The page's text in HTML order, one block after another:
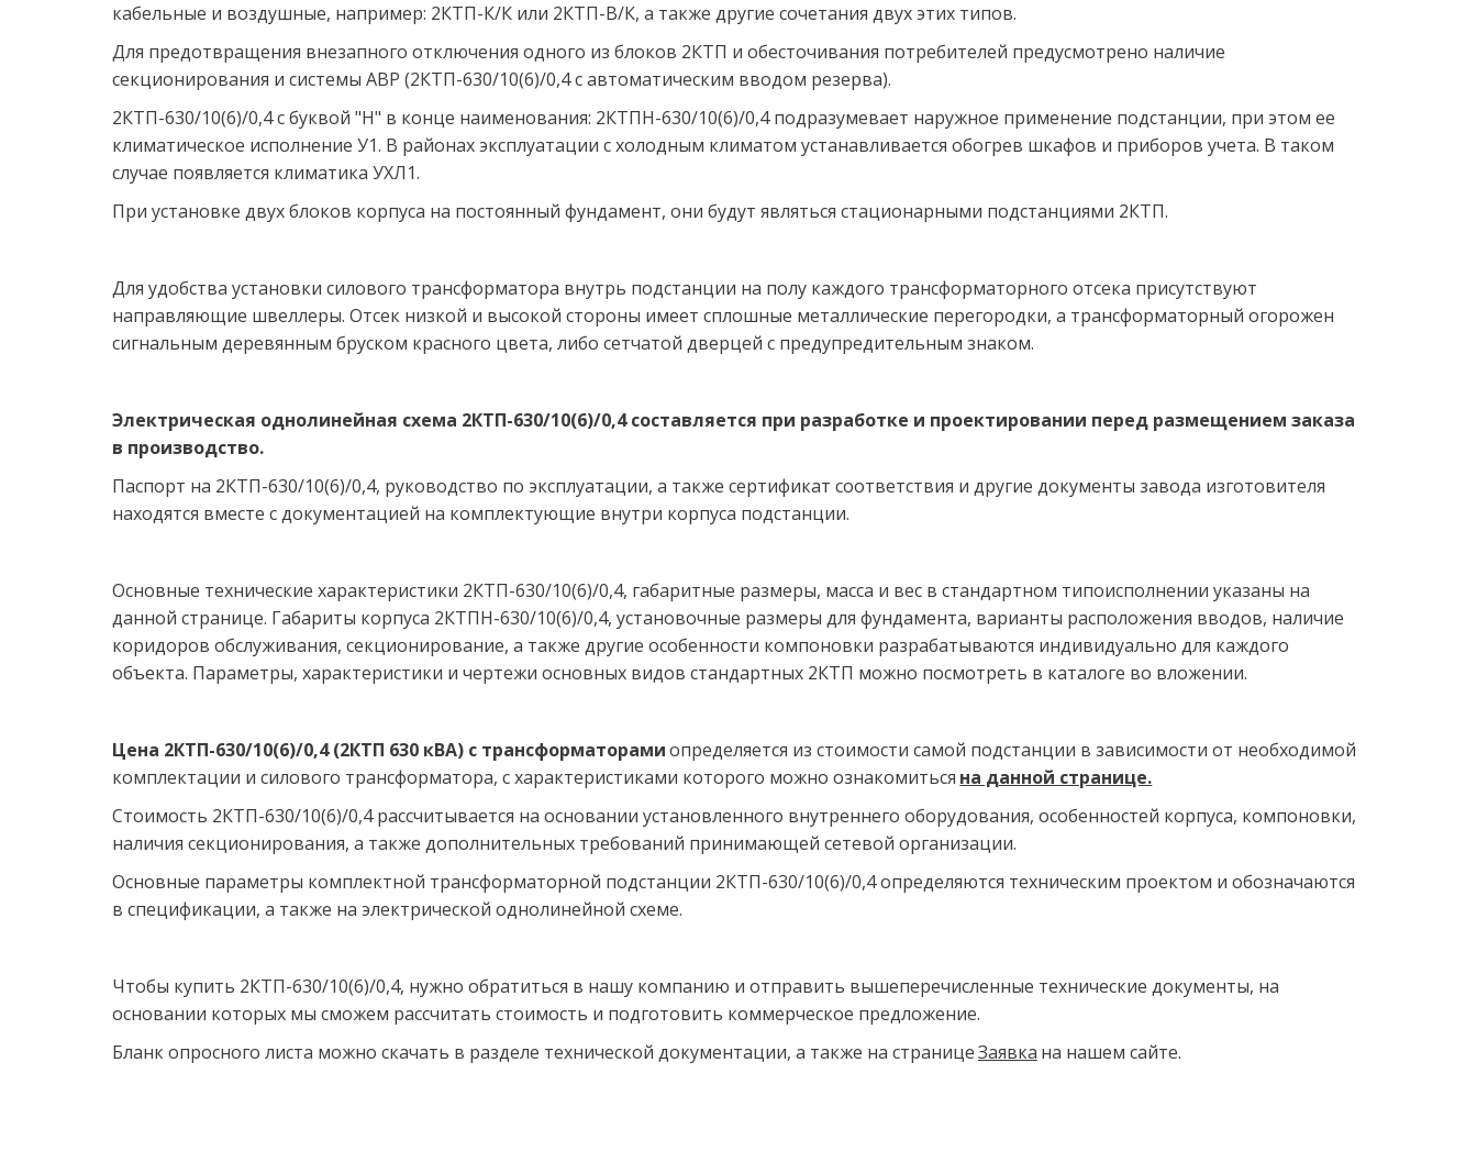
кабельные и воздушные, например: 2КТП-К/К или 2КТП-В/К, а также другие сочетания двух этих типов.
Для предотвращения внезапного отключения одного из блоков 2КТП и обесточивания потребителей предусмотрено наличие
секционирования и системы АВР (2КТП-630/10(6)/0,4 с автоматическим вводом резерва).
2КТП-630/10(6)/0,4 с буквой "Н" в конце наименования: 2КТПН-630/10(6)/0,4 подразумевает наружное применение подстанции, при этом ее
климатическое исполнение У1. В районах эксплуатации с холодным климатом устанавливается обогрев шкафов и приборов учета. В таком
случае появляется климатика УХЛ1.
При установке двух блоков корпуса на постоянный фундамент, они будут являться стационарными подстанциями 2КТП.
Для удобства установки силового трансформатора внутрь подстанции на полу каждого трансформаторного отсека присутствуют
направляющие швеллеры. Отсек низкой и высокой стороны имеет сплошные металлические перегородки, а трансформаторный огорожен
сигнальным деревянным бруском красного цвета, либо сетчатой дверцей с предупредительным знаком.
Электрическая однолинейная схема 2КТП-630/10(6)/0,4 составляется при разработке и проектировании перед размещением заказа
в производство.
Паспорт на 2КТП-630/10(6)/0,4, руководство по эксплуатации, а также сертификат соответствия и другие документы завода изготовителя
находятся вместе с документацией на комплектующие внутри корпуса подстанции.
Основные технические характеристики 2КТП-630/10(6)/0,4, габаритные размеры, масса и вес в стандартном типоисполнении указаны на
данной странице. Габариты корпуса 2КТПН-630/10(6)/0,4, установочные размеры для фундамента, варианты расположения вводов, наличие
коридоров обслуживания, секционирование, а также другие особенности компоновки разрабатываются индивидуально для каждого
объекта. Параметры, характеристики и чертежи основных видов стандартных 2КТП можно посмотреть в каталоге во вложении.
Цена 2КТП-630/10(6)/0,4 (2КТП 630 кВА) с трансформаторами определяется из стоимости самой подстанции в зависимости от необходимой
комплектации и силового трансформатора, с характеристиками которого можно ознакомиться на данной странице.
Стоимость 2КТП-630/10(6)/0,4 рассчитывается на основании установленного внутреннего оборудования, особенностей корпуса, компоновки,
наличия секционирования, а также дополнительных требований принимающей сетевой организации.
Основные параметры комплектной трансформаторной подстанции 2КТП-630/10(6)/0,4 определяются техническим проектом и обозначаются
в спецификации, а также на электрической однолинейной схеме.
Чтобы купить 2КТП-630/10(6)/0,4, нужно обратиться в нашу компанию и отправить вышеперечисленные технические документы, на
основании которых мы сможем рассчитать стоимость и подготовить коммерческое предложение.
Бланк опросного листа можно скачать в разделе технической документации, а также на странице Заявка на нашем сайте.